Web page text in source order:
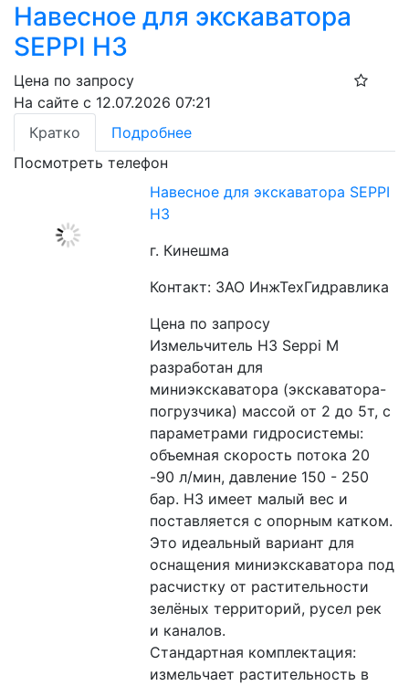
Навесное для экскаватора
SEPPI H3
Цена по запросу
На сайте с 12.07.2026 07:21
Кратко
Подробнее
Посмотреть телефон
Навесное для экскаватора SEPPI
H3
г. Кинешма
Контакт: ЗАО ИнжТехГидравлика
Цена по запросу
Измельчитель H3 Seppi M
разработан для
миниэкскаватора (экскаватора-
погрузчика) массой от 2 до 5т, с
параметрами гидросистемы:
объемная скорость потока 20
-90 л/мин, давление 150 - 250
бар. H3 имеет малый вес и
поставляется с опорным катком.
Это идеальный вариант для
оснащения миниэкскаватора под
расчистку от растительности
зелёных территорий, русел рек
и каналов.
Стандартная комплектация:
измельчает растительность в